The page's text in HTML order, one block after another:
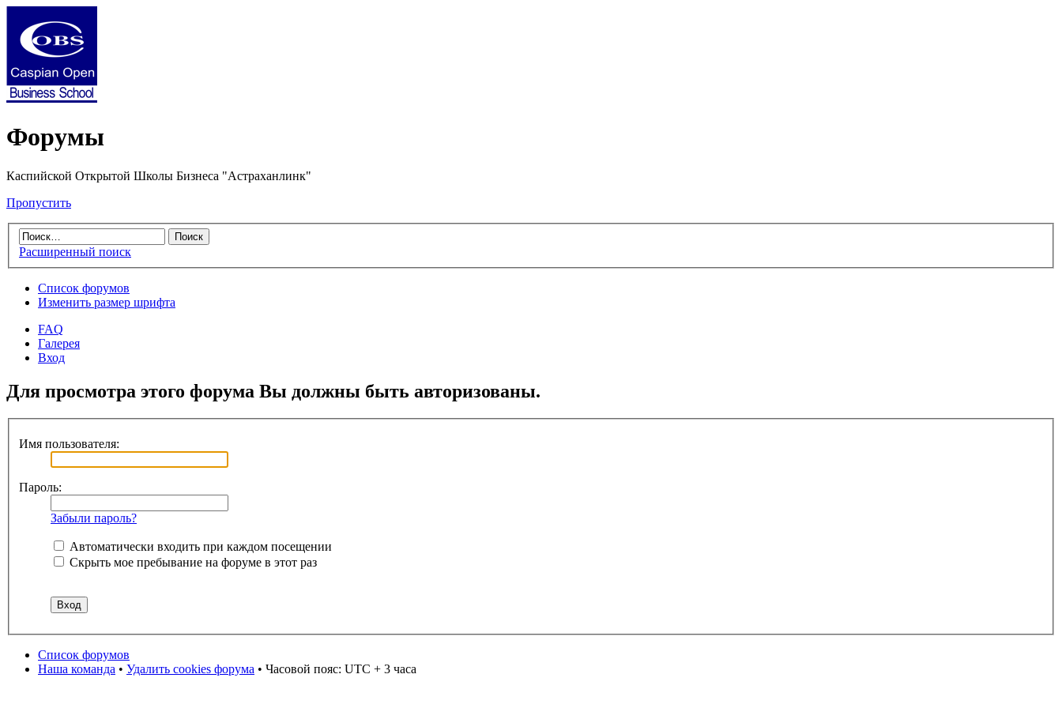
Форумы
Каспийской Открытой Школы Бизнеса "Астраханлинк"
Пропустить
Расширенный поиск
Список форумов
Изменить размер шрифта
FAQ
Галерея
Вход
Для просмотра этого форума Вы должны быть авторизованы.
Имя пользователя:
Пароль:
Забыли пароль?
Автоматически входить при каждом посещении
Скрыть мое пребывание на форуме в этот раз
Список форумов
Наша команда • Удалить cookies форума • Часовой пояс: UTC + 3 часа